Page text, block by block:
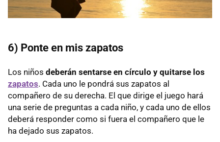
6) Ponte en mis zapatos
Los niños deberán sentarse en círculo y quitarse los
zapatos. Cada uno le pondrá sus zapatos al
compañero de su derecha. El que dirige el juego hará
una serie de preguntas a cada niño, y cada uno de ellos
deberá responder como si fuera el compañero que le
ha dejado sus zapatos.